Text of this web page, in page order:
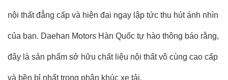
nội thất đẳng cấp và hiện đại ngay lập tức thu hút ánh nhìn
của bạn. Daehan Motors Hàn Quốc tự hào thông báo rằng,
đây là sản phẩm sở hữu chất liệu nội thất vô cùng cao cấp
và bền bỉ nhất trong phân khúc xe tải.